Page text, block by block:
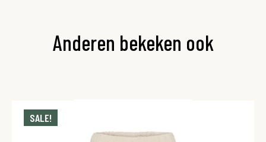
Anderen bekeken ook
SALE!